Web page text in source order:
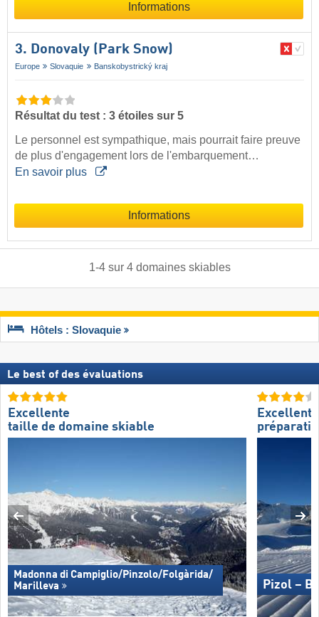
Informations
3. Donovaly (Park Snow)
Europe Slovaquie Banskobystrický kraj
Résultat du test : 3 étoiles sur 5
Le personnel est sympathique, mais pourrait faire preuve
de plus d'engagement lors de l'embarquement…
En savoir plus
Informations
1-4sur 4 domaines skiables
Hôtels : Slovaquie
Le best of des évaluations
Excellente
taille de domaine skiable
Madonna di Campiglio/​Pinzolo/​Folgàrida/​
Marilleva
Excellente
Pizol –